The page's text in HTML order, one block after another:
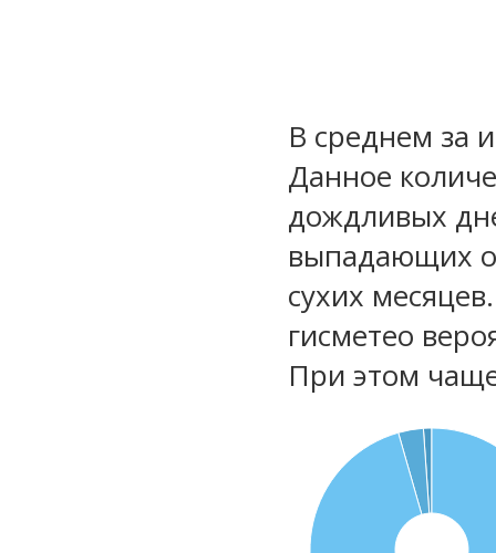
В среднем за
Данное
дождливых
выпадающих
сухих
гисметео
При этом